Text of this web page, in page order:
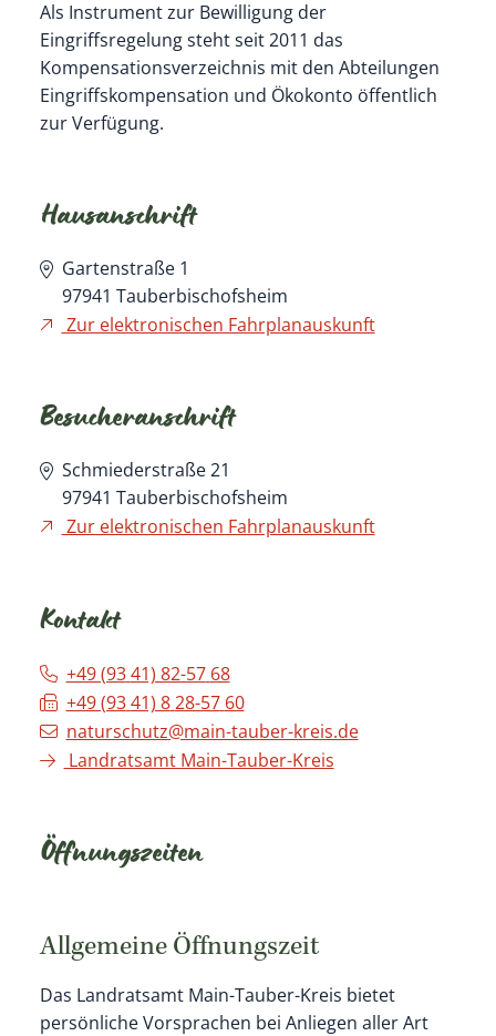
Als Instrument zur Bewilligung der
Eingriffsregelung steht seit 2011 das
Kompensationsverzeichnis mit den Abteilungen
Eingriffskompensation und Ökokonto öffentlich
zur Verfügung.
Hausanschrift
Gartenstraße 1
97941 Tauberbischofsheim
Zur elektronischen Fahrplanauskunft
Besucheranschrift
Schmiederstraße 21
97941 Tauberbischofsheim
Zur elektronischen Fahrplanauskunft
Kontakt
+49 (93 41) 82-57 68
+49 (93 41) 8 28-57 60
naturschutz@main-tauber-kreis.de
Landratsamt Main-Tauber-Kreis
Öffnungszeiten
Allgemeine Öffnungszeit
Das Landratsamt Main-Tauber-Kreis bietet
persönliche Vorsprachen bei Anliegen aller Art